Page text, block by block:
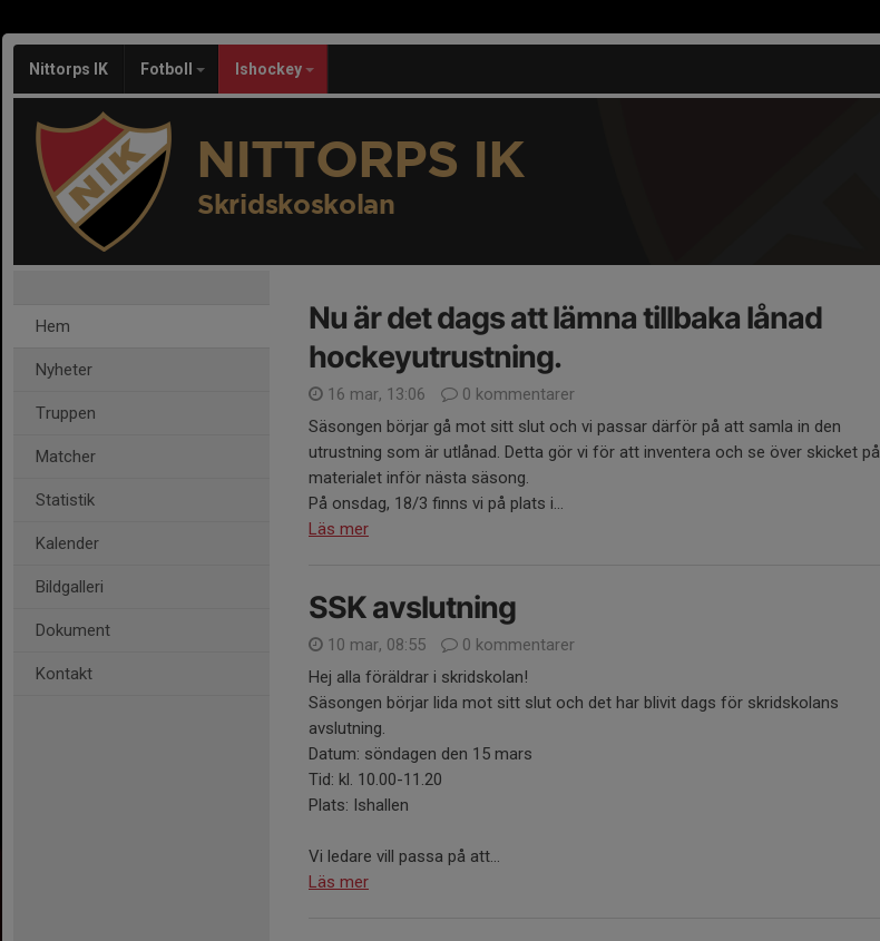
Nittorps IK Fotboll Ishockey
NITTORPS IK
Skridskoskolan
Hem
Nyheter
Truppen
Matcher
Statistik
Kalender
Bildgalleri
Dokument
Kontakt
Nu är det dags att lämna tillbaka lånad
hockeyutrustning.
16 mar, 13:06
0 kommentarer
Säsongen börjar gå mot sitt slut och vi passar därför på att samla in den
utrustning som är utlånad. Detta gör vi för att inventera och se över skicket på
materialet inför nästa säsong.
På onsdag, 18/3 finns vi på plats i...
Läs mer
SSK avslutning
10 mar, 08:55
0 kommentarer
Hej alla föräldrar i skridskolan!
Säsongen börjar lida mot sitt slut och det har blivit dags för skridskolans
avslutning.
Datum: söndagen den 15 mars
Tid: kl. 10.00-11.20
Plats: Ishallen
Vi ledare vill passa på att...
Läs mer